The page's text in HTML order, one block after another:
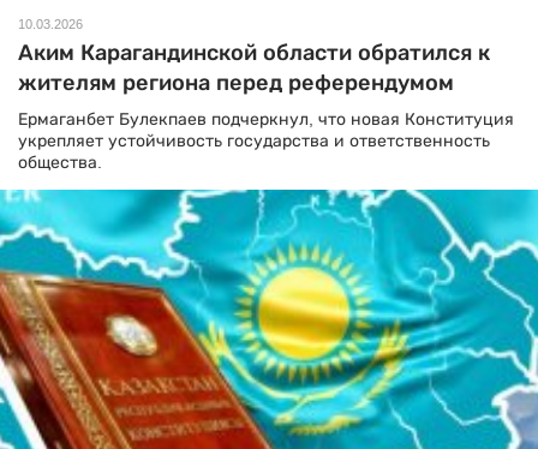
10.03.2026
Аким Карагандинской области обратился к
жителям региона перед референдумом
Ермаганбет Булекпаев подчеркнул, что новая Конституция
укрепляет устойчивость государства и ответственность
общества.